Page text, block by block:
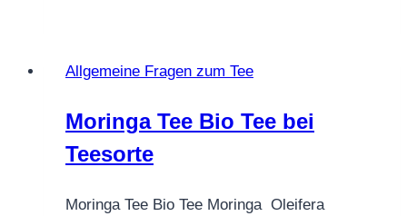
exotischer
mit
Tradition
Allgemeine Fragen zum Tee
Moringa Tee Bio Tee bei
Teesorte
Moringa Tee Bio Tee Moringa Oleifera